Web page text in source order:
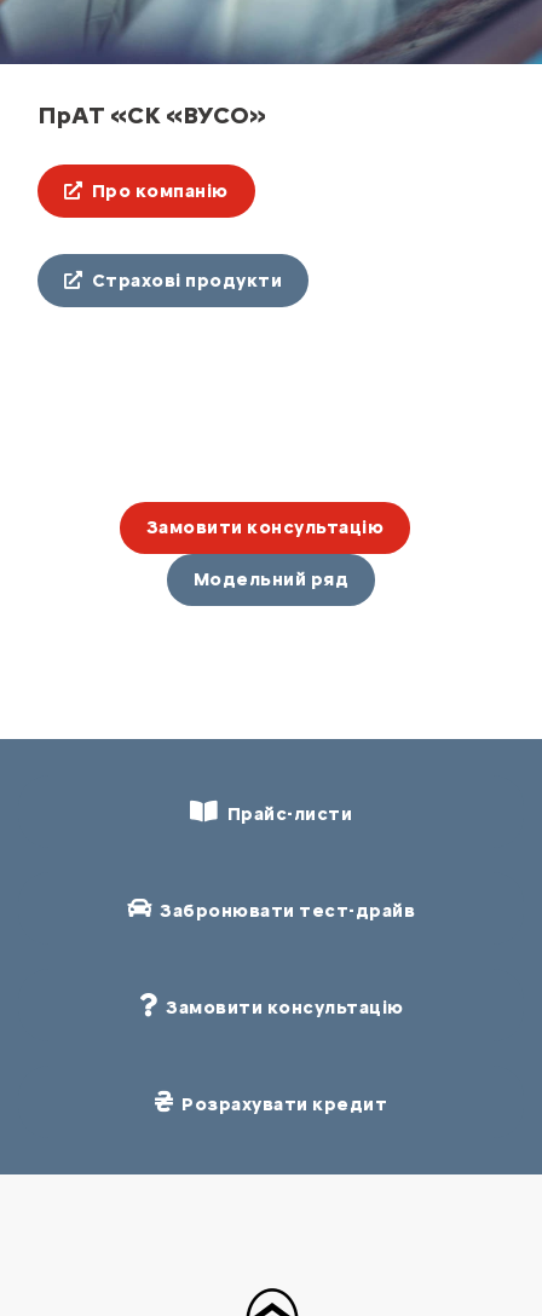
ПрАТ «СК «ВУСО»
Про компанію
Страхові продукти
Замовити консультацію
Модельний ряд
Прайс-листи
Забронювати тест-драйв
Замовити консультацію
Розрахувати кредит